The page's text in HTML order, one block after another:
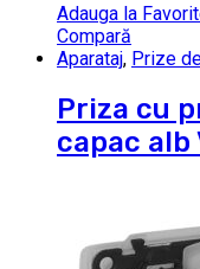
Adauga la
Compară
Aparataj, Prize
Priza cu
capac alb